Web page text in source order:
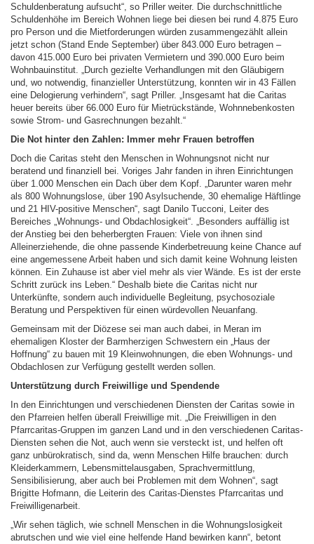
Schuldenberatung aufsucht“, so Priller weiter. Die durchschnittliche
Schuldenhöhe im Bereich Wohnen liege bei diesen bei rund 4.875 Euro
pro Person und die Mietforderungen würden zusammengezählt allein
jetzt schon (Stand Ende September) über 843.000 Euro betragen –
davon 415.000 Euro bei privaten Vermietern und 390.000 Euro beim
Wohnbauinstitut. „Durch gezielte Verhandlungen mit den Gläubigern
und, wo notwendig, finanzieller Unterstützung, konnten wir in 43 Fällen
eine Delogierung verhindern“, sagt Priller. „Insgesamt hat die Caritas
heuer bereits über 66.000 Euro für Mietrückstände, Wohnnebenkosten
sowie Strom- und Gasrechnungen bezahlt.“
Die Not hinter den Zahlen: Immer mehr Frauen betroffen
Doch die Caritas steht den Menschen in Wohnungsnot nicht nur
beratend und finanziell bei. Voriges Jahr fanden in ihren Einrichtungen
über 1.000 Menschen ein Dach über dem Kopf. „Darunter waren mehr
als 800 Wohnungslose, über 190 Asylsuchende, 30 ehemalige Häftlinge
und 21 HIV-positive Menschen“, sagt Danilo Tucconi, Leiter des
Bereiches „Wohnungs- und Obdachlosigkeit“. „Besonders auffällig ist
der Anstieg bei den beherbergten Frauen: Viele von ihnen sind
Alleinerziehende, die ohne passende Kinderbetreuung keine Chance auf
eine angemessene Arbeit haben und sich damit keine Wohnung leisten
können. Ein Zuhause ist aber viel mehr als vier Wände. Es ist der erste
Schritt zurück ins Leben.“ Deshalb biete die Caritas nicht nur
Unterkünfte, sondern auch individuelle Begleitung, psychosoziale
Beratung und Perspektiven für einen würdevollen Neuanfang.
Gemeinsam mit der Diözese sei man auch dabei, in Meran im
ehemaligen Kloster der Barmherzigen Schwestern ein „Haus der
Hoffnung“ zu bauen mit 19 Kleinwohnungen, die eben Wohnungs- und
Obdachlosen zur Verfügung gestellt werden sollen.
Unterstützung durch Freiwillige und Spendende
In den Einrichtungen und verschiedenen Diensten der Caritas sowie in
den Pfarreien helfen überall Freiwillige mit. „Die Freiwilligen in den
Pfarrcaritas-Gruppen im ganzen Land und in den verschiedenen Caritas-
Diensten sehen die Not, auch wenn sie versteckt ist, und helfen oft
ganz unbürokratisch, sind da, wenn Menschen Hilfe brauchen: durch
Kleiderkammern, Lebensmittelausgaben, Sprachvermittlung,
Sensibilisierung, aber auch bei Problemen mit dem Wohnen“, sagt
Brigitte Hofmann, die Leiterin des Caritas-Dienstes Pfarrcaritas und
Freiwilligenarbeit.
„Wir sehen täglich, wie schnell Menschen in die Wohnungslosigkeit
abrutschen und wie viel eine helfende Hand bewirken kann“, betont